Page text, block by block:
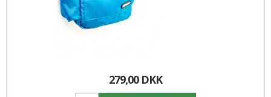
279,00 DKK